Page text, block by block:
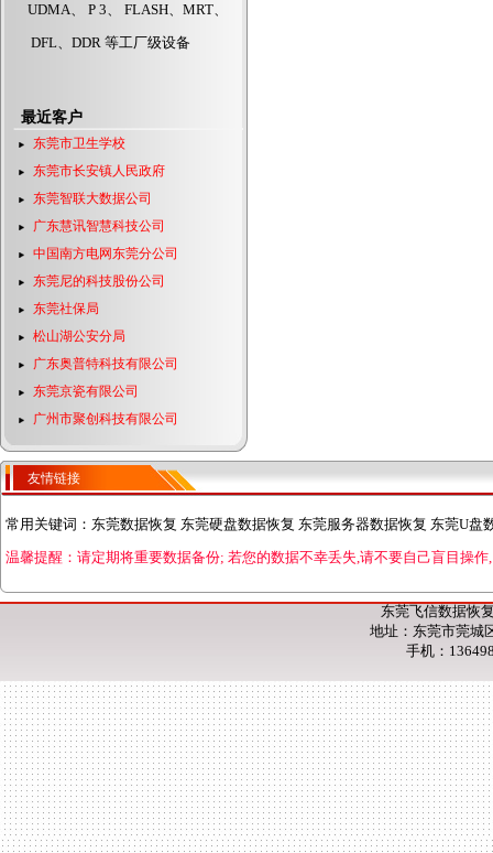
UDMA、 P 3、 FLASH、MRT、
DFL、DDR 等工厂级设备
最近客户
东莞市卫生学校
东莞市长安镇人民政府
东莞智联大数据公司
广东慧讯智慧科技公司
中国南方电网东莞分公司
东莞尼的科技股份公司
东莞社保局
松山湖公安分局
广东奥普特科技有限公司
东莞京瓷有限公司
广州市聚创科技有限公司
友情链接
常用关键词： 东莞数据恢复 东莞硬盘数据恢复 东莞服务器数据恢复 东莞U
温馨提醒：请定期将重要数据备份; 若您的数据不幸丢失,请不要自己盲目操
东莞飞信数据恢
地址：东莞市莞
手机：